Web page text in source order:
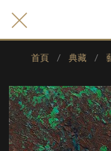
首頁 典藏